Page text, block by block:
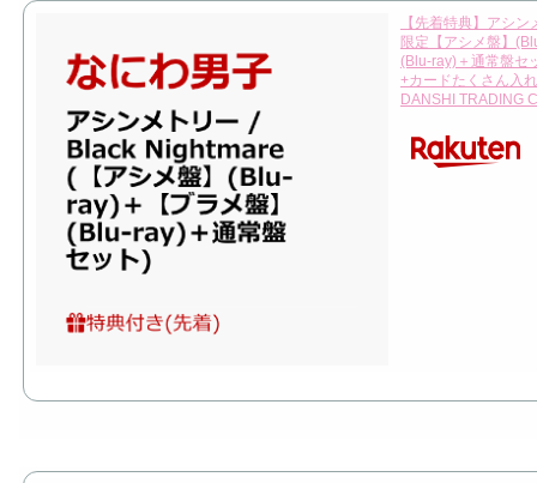
【先着特典】アシ
限定【アシメ盤】
(Blu-ray)＋通常盤セ
+カードたくさん入
DANSHI TRADING